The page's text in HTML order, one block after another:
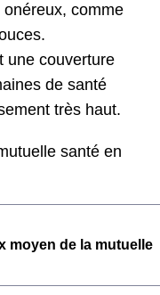
comme
une couverture
de santé
très haut.
santé en
moyen de la mutuelle